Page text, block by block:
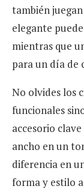
también
elegante
mientras que
para un día de
No olvides los
funcionales
accesorio
ancho en un
diferencia en
forma y estilo